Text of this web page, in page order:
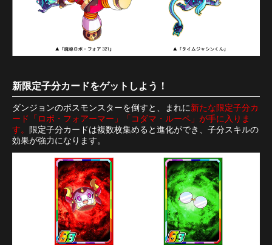
新限定子分カードをゲットしよう！
ダンジョンのボスモンスターを倒すと、まれに新たな限定子分カ
ード「ロボ・フォアーマー」「コダマ・ルーペ」が手に入りま
す。
限定子分カードは複数枚集めると進化ができ、子分スキルの
効果が強力になります。